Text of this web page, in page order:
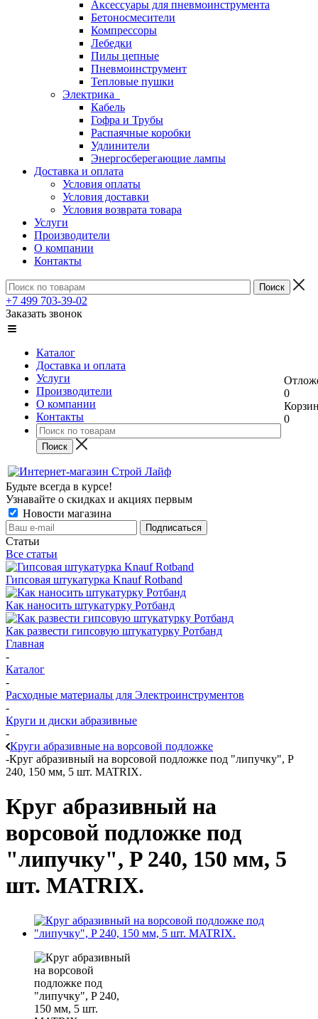
Аксессуары для пневмоинструмента
Бетоносмесители
Компрессоры
Лебедки
Пилы цепные
Пневмоинструмент
Тепловые пушки
Электрика
Кабель
Гофра и Трубы
Распаячные коробки
Удлинители
Энергосберегающие лампы
Доставка и оплата
Условия оплаты
Условия доставки
Условия возврата товара
Услуги
Производители
О компании
Контакты
+7 499 703-39-02
Заказать звонок
Каталог
Доставка и оплата
Услуги
Производители
О компании
Контакты
0
0
Будьте всегда в курсе!
Узнавайте о скидках и акциях первым
Новости магазина
Статьи
Все статьи
Гипсовая штукатурка Knauf Rotband
Как наносить штукатурку Ротбанд
Как развести гипсовую штукатурку Ротбанд
Главная
-
Каталог
-
Расходные материалы для Электроинструментов
-
Круги и диски абразивные
-
Круги абразивные на ворсовой подложке
-Круг абразивный на ворсовой подложке под "липучку", P
240, 150 мм, 5 шт. MATRIX.
Круг абразивный на
ворсовой подложке под
"липучку", P 240, 150 мм, 5
шт. MATRIX.